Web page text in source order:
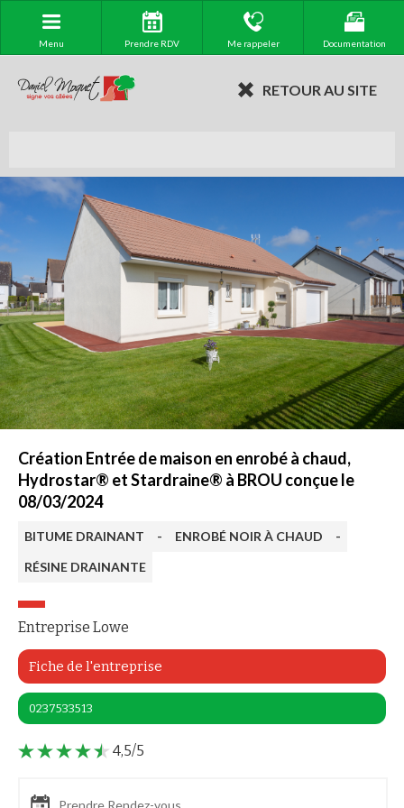
Menu Prendre RDV Me rappeler Documentation
RETOUR AU SITE
Création Entrée de maison en enrobé à chaud,
Hydrostar® et Stardraine® à BROU conçue le
08/03/2024
BITUME DRAINANT - ENROBÉ NOIR À CHAUD
-
RÉSINE DRAINANTE
Entreprise Lowe
Fiche de l'entreprise
0237533513
4,5/5